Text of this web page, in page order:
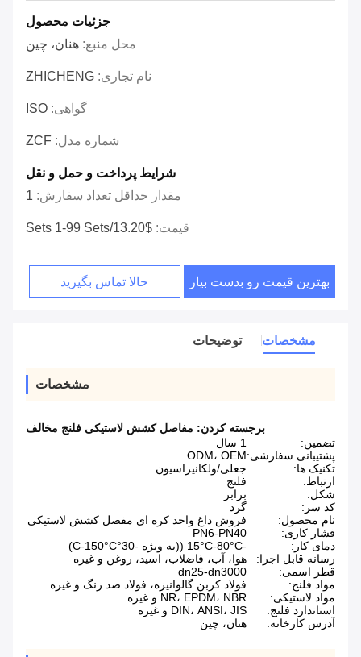
جزئیات محصول
محل منبع: هنان، چین
نام تجاری: ZHICHENG
گواهی: ISO
شماره مدل: ZCF
شرایط پرداخت و حمل و نقل
مقدار حداقل تعداد سفارش: 1
قیمت: $13.20/sets 1-99 Sets
بهترین قیمت رو بدست بیار حالا تماس بگیرید
مشخصات توضیحات
مشخصات
برجسته کردن: مفاصل کشش لاستیکی فلنج مخالف
تضمین:
1 سال
پشتیبانی سفارشی:ODM، OEM
تکنیک ها:
جعلی/ولکانیزاسیون
ارتباط:
فلنج
شکل:
برابر
کد سر:
گرد
نام محصول:
فروش داغ واحد کره ای مفصل کشش لاستیکی
فشار کاری:
PN6-PN40
دمای کار:
-15°C-80°C ((به ویژه -30°C-150°C)
رسانه قابل اجرا:
هوا، آب، فاضلاب، اسید، روغن و غیره
قطر اسمی:
dn25-dn3000
مواد فلنج:
فولاد کربن گالوانیزه، فولاد ضد زنگ و غیره
مواد لاستیکی:
NR، EPDM، NBR و غیره
استاندارد فلنج:
DIN، ANSI، JIS و غیره
آدرس کارخانه:
هنان، چین